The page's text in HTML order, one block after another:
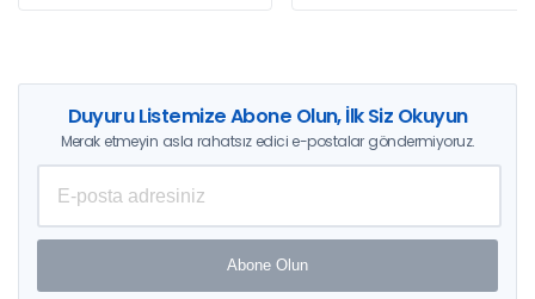
Duyuru Listemize Abone Olun, İlk Siz Okuyun
Merak etmeyin asla rahatsız edici e-postalar göndermiyoruz.
Abone Olun